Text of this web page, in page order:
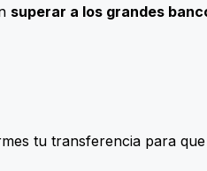
superar a los grandes
tu transferencia para